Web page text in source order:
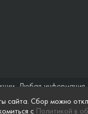
Любая
заключить
сайта. Сбор можно
с Политикой в